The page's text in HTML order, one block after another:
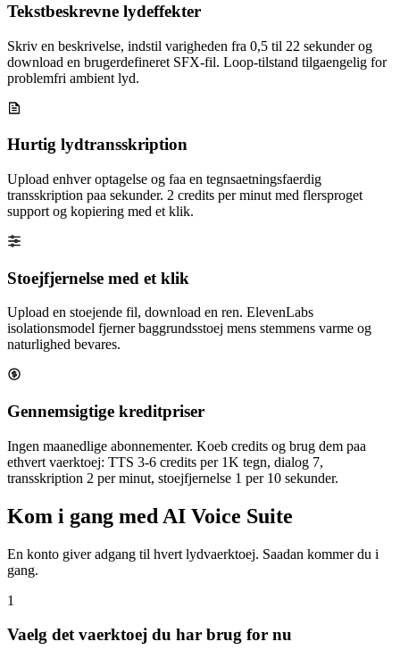
Tekstbeskrevne lydeffekter
Skriv en beskrivelse, indstil varigheden fra 0,5 til 22 sekunder og
download en brugerdefineret SFX-fil. Loop-tilstand tilgaengelig for
problemfri ambient lyd.
Hurtig lydtransskription
Upload enhver optagelse og faa en tegnsaetningsfaerdig
transskription paa sekunder. 2 credits per minut med flersproget
support og kopiering med et klik.
Stoejfjernelse med et klik
Upload en stoejende fil, download en ren. ElevenLabs
isolationsmodel fjerner baggrundsstoej mens stemmens varme og
naturlighed bevares.
Gennemsigtige kreditpriser
Ingen maanedlige abonnementer. Koeb credits og brug dem paa
ethvert vaerktoej: TTS 3-6 credits per 1K tegn, dialog 7,
transskription 2 per minut, stoejfjernelse 1 per 10 sekunder.
Kom i gang med AI Voice Suite
En konto giver adgang til hvert lydvaerktoej. Saadan kommer du i
gang.
1
Vaelg det vaerktoej du har brug for nu